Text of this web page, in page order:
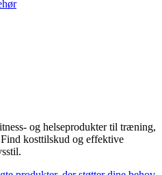
og helseprodukter til træning,
kosttilskud og effektive